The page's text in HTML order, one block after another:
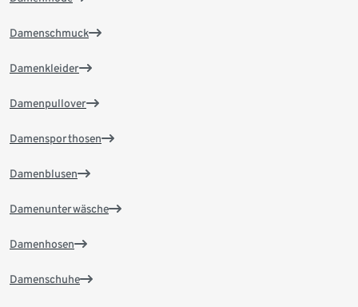
Damenschmuck
Damenkleider
Damenpullover
Damensporthosen
Damenblusen
Damenunterwäsche
Damenhosen
Damenschuhe